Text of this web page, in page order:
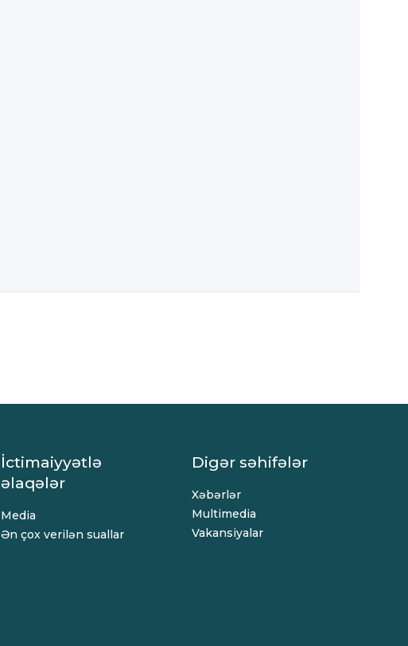
İctimaiyyətlə
əlaqələr
Media
Ən çox verilən suallar
Digər səhifələr
Xəbərlər
Multimedia
Vakansiyalar